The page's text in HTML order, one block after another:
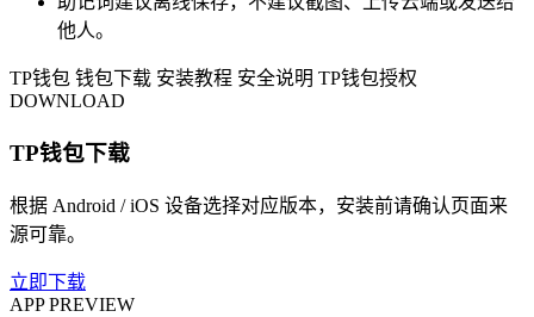
他人。
TP钱包 钱包下载 安装教程 安全说明 TP钱包授权
DOWNLOAD
TP钱包下载
根据 Android / iOS 设备选择对应版本，安装前请确认页面来
源可靠。
立即下载
APP PREVIEW